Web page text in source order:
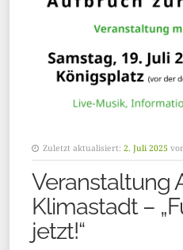
Zuletzt aktualisiert: 2. Juli 2025
Veranstaltung
Klimastadt –
jetzt!“